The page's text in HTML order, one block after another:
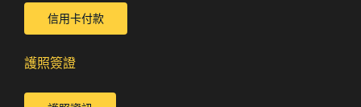
信用卡付款
護照簽證